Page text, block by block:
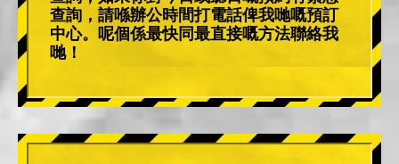
查詢，請喺辦公時間打電話俾我哋嘅預訂
中心。呢個係最快同最直接嘅方法聯絡我
哋！